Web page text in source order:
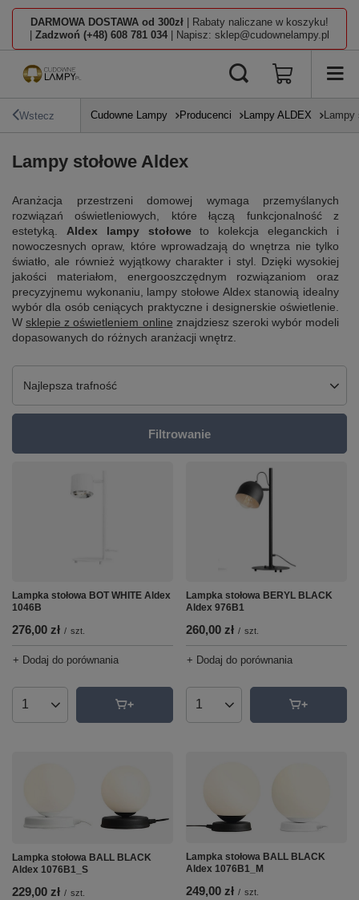
DARMOWA DOSTAWA od 300zł | Rabaty naliczane w koszyku!
Zadzwoń (+48) 608 781 034 | Napisz: sklep@cudownelampy.pl
Wstecz Cudowne Lampy Producenci Lampy ALDEX Lampy
Lampy stołowe Aldex
Aranżacja przestrzeni domowej wymaga przemyślanych
rozwiązań oświetleniowych, które łączą funkcjonalność z
estetyką. Aldex lampy stołoweto kolekcja eleganckich i
nowoczesnych opraw, które wprowadzają do wnętrza nie tylko
światło, ale również wyjątkowy charakter i styl. Dzięki wysokiej
jakości materiałom, energooszczędnym rozwiązaniom oraz
precyzyjnemu wykonaniu, lampy stołowe Aldex stanowią idealny
wybór dla osób ceniących praktyczne i designerskie oświetlenie.
Wsklepie z oświetleniem online znajdziesz szeroki wybór modeli
dopasowanych do różnych aranżacji wnętrz.
Zmień sortowanie
Najlepsza trafność
Filtrowanie
Lampka stołowa BOT WHITE Aldex
1046B
276,00 zł / szt.
+ Dodaj do porównania
Ilość produktów
Lampka stołowa BERYL BLACK
Aldex 976B1
260,00 zł / szt.
+ Dodaj do porównania
Ilość produktów
Lampka stołowa BALL BLACK
Aldex 1076B1_S
229,00 zł / szt.
Lampka stołowa BALL BLACK
Aldex 1076B1_M
249,00 zł / szt.